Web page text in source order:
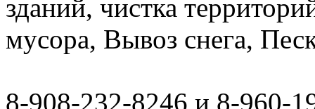
зданий, чистка
мусора, Вывоз снега,
8-908-232-8246 и 8-960-